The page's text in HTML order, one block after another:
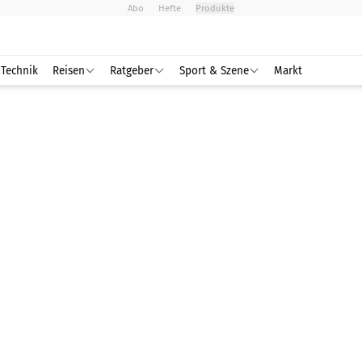
Abo Hefte Produkte
Technik Reisen Ratgeber Sport & Szene Markt